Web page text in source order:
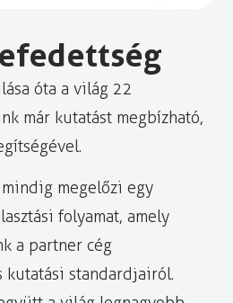
óta a világ 22
már kutatást megbízható,
megelőzi egy
folyamat, amely
a partner cég
kutatási standardjairól.